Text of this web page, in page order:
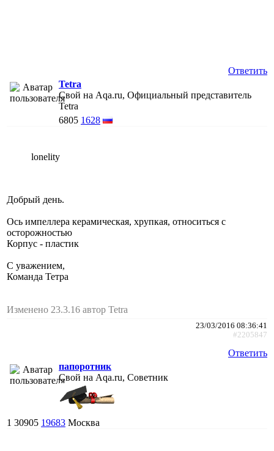
Ответить
Tetra
Свой на Aqa.ru, Официальный представитель
Tetra
6805 1628
lonelity
Добрый день.
Ось импеллера керамическая, хрупкая, относиться с
осторожностью
Корпус - пластик
С уважением,
Команда Тетра
Изменено 23.3.16 автор Tetra
23/03/2016 08:36:41
#2205847
Ответить
папоротник
Свой на Aqa.ru, Советник
1 30905 19683 Москва